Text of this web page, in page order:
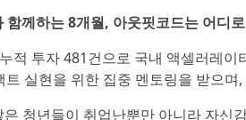
함께하는 8개월, 아웃핏코드는 어디
적 투자 481건으로 국내 액셀러레
실현을 위한 집중 멘토링을 받으
청년들이 취업난뿐만 아니라 자신